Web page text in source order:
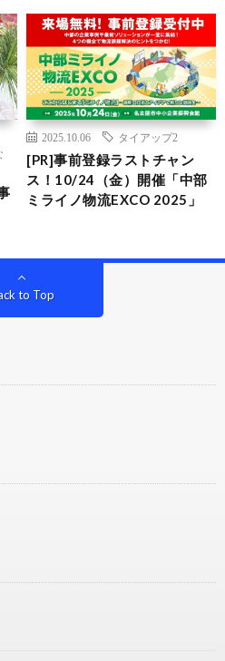
2025.10.06 タイアップ2
[PR]事前登録ラストチャン
ス！10/24（金）開催「中部
ミライノ物流EXCO 2025」
to Top